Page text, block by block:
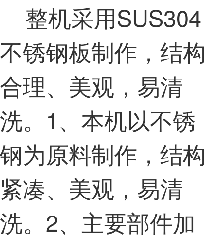
整机采用SUS304
不锈钢板制作，结构
合理、美观，易清
洗。1、本机以不锈
钢为原料制作，结构
紧凑、美观，易清
洗。2、主要部件加